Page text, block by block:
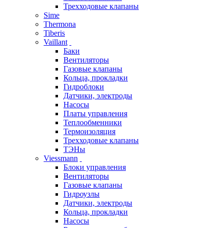
Трехходовые клапаны
Sime
Thermona
Tiberis
Vaillant
Баки
Вентиляторы
Газовые клапаны
Кольца, прокладки
Гидроблоки
Датчики, электроды
Насосы
Платы управления
Теплообменники
Термоизоляция
Трехходовые клапаны
ТЭНы
Viessmann
Блоки управления
Вентиляторы
Газовые клапаны
Гидроузлы
Датчики, электроды
Кольца, прокладки
Насосы